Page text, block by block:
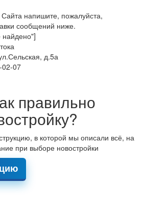
напишите, пожалуйста,
сообщений ниже.
д.5а
07
правильно
в которой мы описали всё, на
при выборе новостройки